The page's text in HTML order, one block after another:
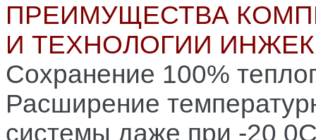
ПРЕИМУЩЕСТВА
И ТЕХНОЛОГИИ
Сохранение 100%
Расширение
системы даже при -20